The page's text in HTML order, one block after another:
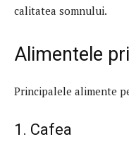
calitatea somnului.
Alimentele
Principalele alimente
1. Cafea